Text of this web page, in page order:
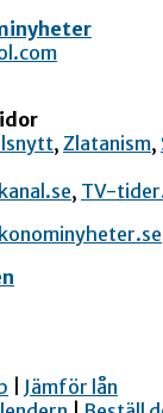
, Zlatanism,
, TV-
Jämför lån